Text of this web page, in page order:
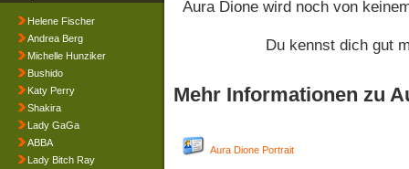
Helene Fischer
Andrea Berg
Michelle Hunziker
Bushido
Katy Perry
Shakira
Lady GaGa
ABBA
Lady Bitch Ray
Aura Dione wird noch von
Du kennst dich gut
Mehr Informationen zu
Aura Dione Portrait